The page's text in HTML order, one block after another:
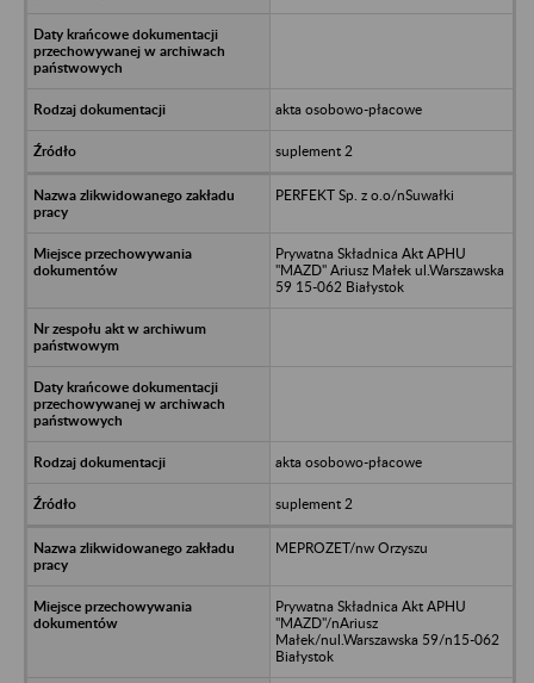
akta osobowo-płacowe
suplement 2
PERFEKT Sp. z o.o/nSuwałki
Prywatna Składnica Akt APHU
"MAZD" Ariusz Małek ul.Warszawska
59 15-062 Białystok
akta osobowo-płacowe
suplement 2
MEPROZET/nw Orzyszu
Prywatna Składnica Akt APHU
"MAZD"/nAriusz
Małek/nul.Warszawska 59/n15-062
Białystok